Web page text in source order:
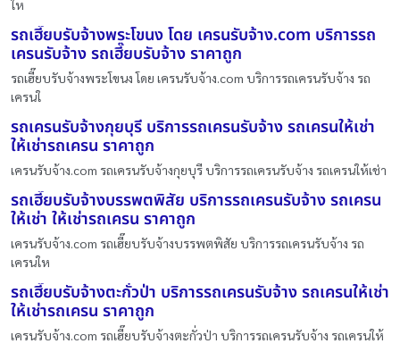
ให
รถเฮี๊ยบรับจ้างพระโขนง โดย เครนรับจ้าง.com บริการรถ
เครนรับจ้าง รถเฮี๊ยบรับจ้าง ราคาถูก
รถเฮี๊ยบรับจ้างพระโขนง โดย เครนรับจ้าง.com บริการรถเครนรับจ้าง รถ
เครนใ
รถเครนรับจ้างกุยบุรี บริการรถเครนรับจ้าง รถเครนให้เช่า
ให้เช่ารถเครน ราคาถูก
เครนรับจ้าง.com รถเครนรับจ้างกุยบุรี บริการรถเครนรับจ้าง รถเครนให้เช่า
รถเฮี๊ยบรับจ้างบรรพตพิสัย บริการรถเครนรับจ้าง รถเครน
ให้เช่า ให้เช่ารถเครน ราคาถูก
เครนรับจ้าง.com รถเฮี๊ยบรับจ้างบรรพตพิสัย บริการรถเครนรับจ้าง รถ
เครนให
รถเฮี๊ยบรับจ้างตะกั่วป่า บริการรถเครนรับจ้าง รถเครนให้เช่า
ให้เช่ารถเครน ราคาถูก
เครนรับจ้าง.com รถเฮี๊ยบรับจ้างตะกั่วป่า บริการรถเครนรับจ้าง รถเครนให้